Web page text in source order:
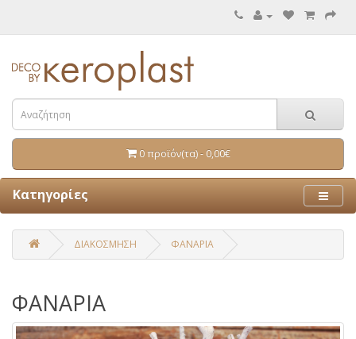
0 προϊόν(τα) - 0,00€
Κατηγορίες
ΔΙΑΚΟΣΜΗΣΗ ΦΑΝΑΡΙΑ
ΦΑΝΑΡΙΑ